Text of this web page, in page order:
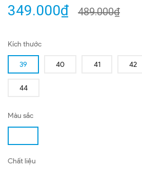
349.000₫ 489.000₫
Kích thước
39 40 41 42
44
Màu sắc
Chất liệu